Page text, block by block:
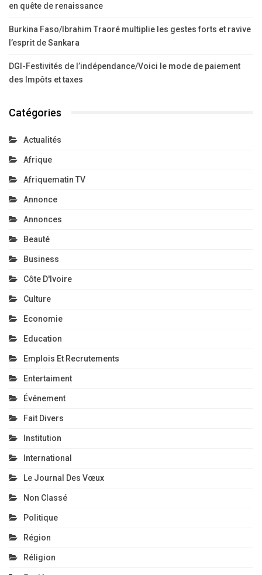
en quête de renaissance
Burkina Faso/Ibrahim Traoré multiplie les gestes forts et ravive
l’esprit de Sankara
DGI-Festivités de l’indépendance/Voici le mode de paiement
des Impôts et taxes
Catégories
Actualités
Afrique
Afriquematin TV
Annonce
Annonces
Beauté
Business
Côte D'Ivoire
Culture
Economie
Education
Emplois Et Recrutements
Entertaiment
Événement
Fait Divers
Institution
International
Le Journal Des Vœux
Non Classé
Politique
Région
Réligion